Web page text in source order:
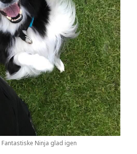
Ninja glad igen